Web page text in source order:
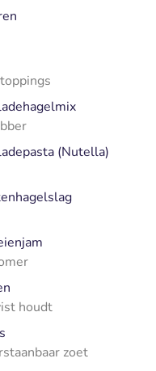
(Nutella)
houdt
zoet